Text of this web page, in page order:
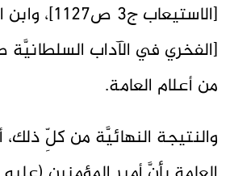
[الاستيعاب
من أعلام العامة.
والنتيجة النهائيَّة من كلِّ